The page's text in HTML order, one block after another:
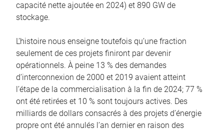
capacité nette ajoutée en 2024) et 890 GW de
stockage.
L’histoire nous enseigne toutefois qu’une fraction
seulement de ces projets finiront par devenir
opérationnels. À peine 13 % des demandes
d’interconnexion de 2000 et 2019 avaient atteint
l’étape de la commercialisation à la fin de 2024; 77 %
ont été retirées et 10 % sont toujours actives. Des
milliards de dollars consacrés à des projets d’énergie
propre ont été annulés l’an dernier en raison des